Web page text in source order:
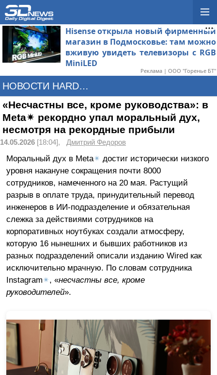
Hisense открыла новый фирменный
магазин в Подмосковье: там можно
вживую увидеть телевизоры с RGB
MiniLED
Реклама | ООО "Горенье БТ"
НОВОСТИ HARDWARE
«Несчастны все, кроме руководства»: в
Meta✴ рекордно упал моральный дух,
несмотря на рекордные прибыли
14.05.2026 [18:04], Дмитрий Федоров
Моральный дух в Meta✴ достиг исторически низкого
уровня накануне сокращения почти 8000
сотрудников, намеченного на 20 мая. Растущий
разрыв в оплате труда, принудительный перевод
инженеров в ИИ-подразделение и обязательная
слежка за действиями сотрудников на
корпоративных ноутбуках создали атмосферу,
которую 16 нынешних и бывших работников из
разных подразделений описали изданию Wired как
исключительно мрачную. По словам сотрудника
Instagram✴, «несчастны все, кроме
руководителей».